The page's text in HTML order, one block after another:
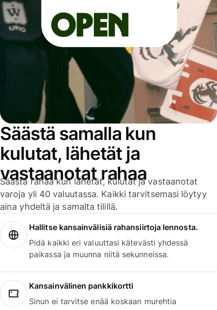
Säästä samalla kun
kulutat, lähetät ja
vastaanotat rahaa
Säästä rahaa kun lähetät, kulutat ja vastaanotat
varoja yli 40 valuutassa. Kaikki tarvitsemasi löytyy
aina yhdeltä ja samalta tilillä.
Hallitse kansainvälisiä rahansiirtoja lennosta.
Pidä kaikki eri valuuttasi kätevästi yhdessä
paikassa ja muunna niitä sekunneissa.
Kansainvälinen pankkikortti
Sinun ei tarvitse enää koskaan murehtia